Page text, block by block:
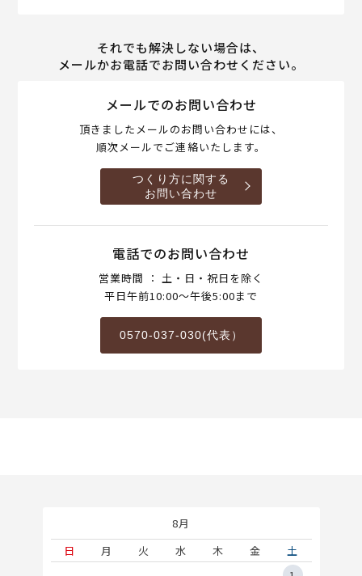
それでも解決しない場合は、
メールかお電話でお問い合わせください。
メールでのお問い合わせ
頂きましたメールのお問い合わせには、
順次メールでご連絡いたします。
つくり方に関する
お問い合わせ
電話でのお問い合わせ
営業時間 ： 土・日・祝日を除く
平日午前10:00～午後5:00まで
0570-037-030(代表）
8月
日
月 火 水 木 金
土